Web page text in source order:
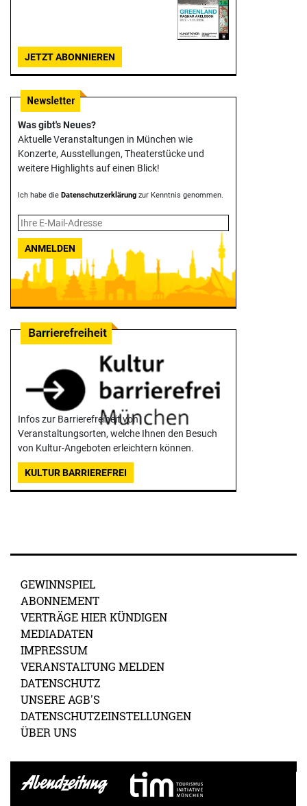
JETZT ABONNIEREN
Was gibt's Neues?
Aktuelle Veranstaltungen in München wie
Konzerte, Ausstellungen, Theater­stücke und
weitere Highlights auf einen Blick!
Ich habe die Datenschutzerklärung zur Kenntnis genommen.
ANMELDEN
Infos zur Barrierefreiheit von
Veranstaltungsorten, welche Ihnen den Besuch
von Kultur-Angeboten erleichtern können.
KULTUR BARRIEREFREI
GEWINNSPIEL
ABONNEMENT
VERTRÄGE HIER KÜNDIGEN
MEDIADATEN
IMPRESSUM
VERANSTALTUNG MELDEN
DATENSCHUTZ
UNSERE AGB'S
DATENSCHUTZEINSTELLUNGEN
ÜBER UNS